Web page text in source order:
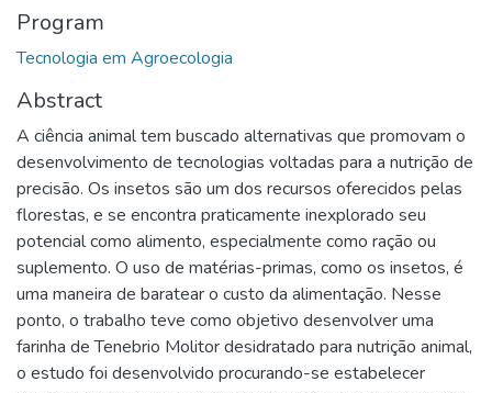
Program
Tecnologia em Agroecologia
Abstract
A ciência animal tem buscado alternativas que promovam o
desenvolvimento de tecnologias voltadas para a nutrição de
precisão. Os insetos são um dos recursos oferecidos pelas
florestas, e se encontra praticamente inexplorado seu
potencial como alimento, especialmente como ração ou
suplemento. O uso de matérias-primas, como os insetos, é
uma maneira de baratear o custo da alimentação. Nesse
ponto, o trabalho teve como objetivo desenvolver uma
farinha de Tenebrio Molitor desidratado para nutrição animal,
o estudo foi desenvolvido procurando-se estabelecer